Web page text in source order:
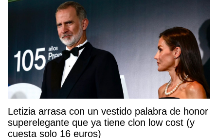
Letizia arrasa con un vestido palabra de honor
superelegante que ya tiene clon low cost (y
cuesta solo 16 euros)